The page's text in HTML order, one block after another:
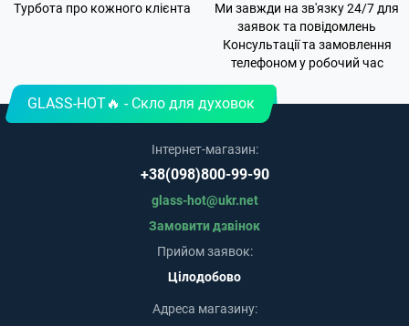
Турбота про кожного клієнта
Ми завжди на зв'язку 24/7 для
заявок та повідомлень
Консультації та замовлення
телефоном у робочий час
GLASS-HOT🔥 - Скло для духовок
Інтернет-магазин:
+38(098)800-99-90
glass-hot@ukr.net
Замовити дзвінок
Прийом заявок:
Цілодобово
Адреса магазину: